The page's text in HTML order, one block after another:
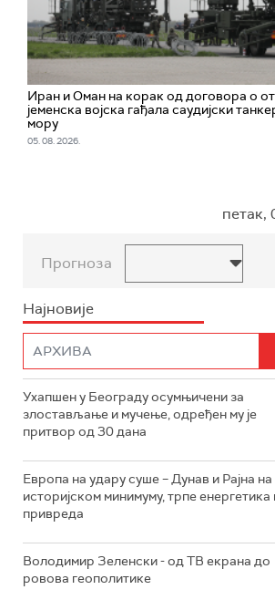
Иран и Оман на корак од договора о
jеменска војска гађала саудијски
мору
05. 08. 2026.
петак,
Прогноза
Најновије
Ухапшен у Београду осумњичени за
злостављање и мучење, одређен му је
притвор од 30 дана
Европа на удару суше – Дунав и Рајна на
историјском минимуму, трпе енергетика
привреда
Володимир Зеленски - од ТВ екрана до
ровова геополитике